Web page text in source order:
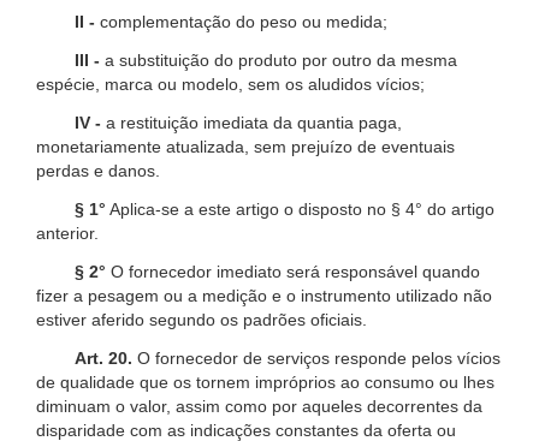
II - complementação do peso ou medida;
III - a substituição do produto por outro da mesma
espécie, marca ou modelo, sem os aludidos vícios;
IV - a restituição imediata da quantia paga,
monetariamente atualizada, sem prejuízo de eventuais
perdas e danos.
§ 1° Aplica-se a este artigo o disposto no § 4° do artigo
anterior.
§ 2° O fornecedor imediato será responsável quando
fizer a pesagem ou a medição e o instrumento utilizado não
estiver aferido segundo os padrões oficiais.
Art. 20. O fornecedor de serviços responde pelos vícios
de qualidade que os tornem impróprios ao consumo ou lhes
diminuam o valor, assim como por aqueles decorrentes da
disparidade com as indicações constantes da oferta ou